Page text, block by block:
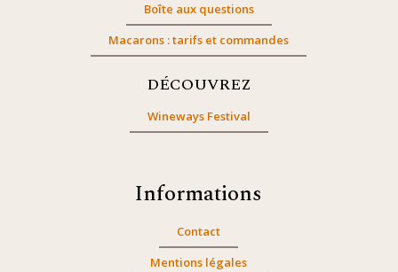
Boîte aux questions
Macarons : tarifs et commandes
DÉCOUVREZ
Wineways Festival
Informations
Contact
Mentions légales